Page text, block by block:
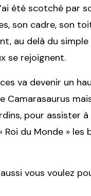
été scotché par
son cadre, son
au delà du
se rejoignent.
va devenir un
pour assister
du Monde »
vous voulez